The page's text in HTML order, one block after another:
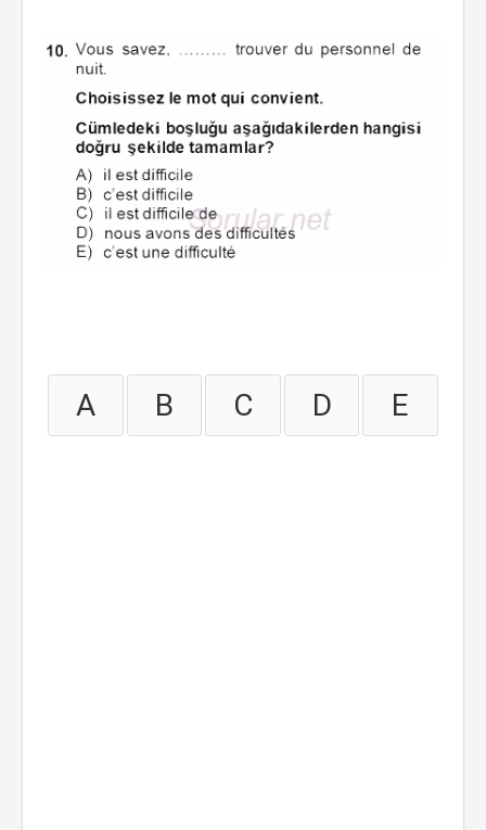
A B C D E